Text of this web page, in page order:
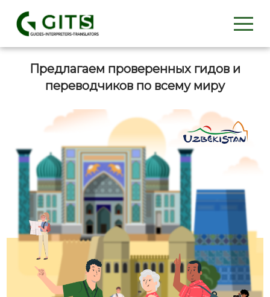
Предлагаем проверенных гидов и
переводчиков по всему миру